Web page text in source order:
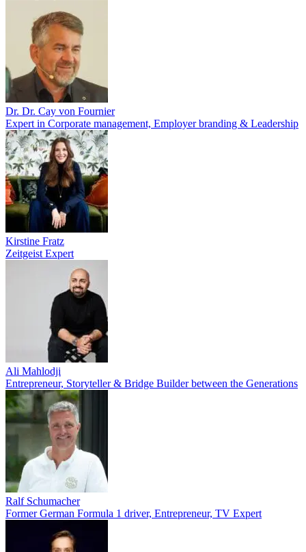
Dr. Dr. Cay von Fournier
Expert in Corporate management, Employer branding & Leadership
Kirstine Fratz
Zeitgeist Expert
Ali Mahlodji
Entrepreneur, Storyteller & Bridge Builder between the Generations
Ralf Schumacher
Former German Formula 1 driver, Entrepreneur, TV Expert